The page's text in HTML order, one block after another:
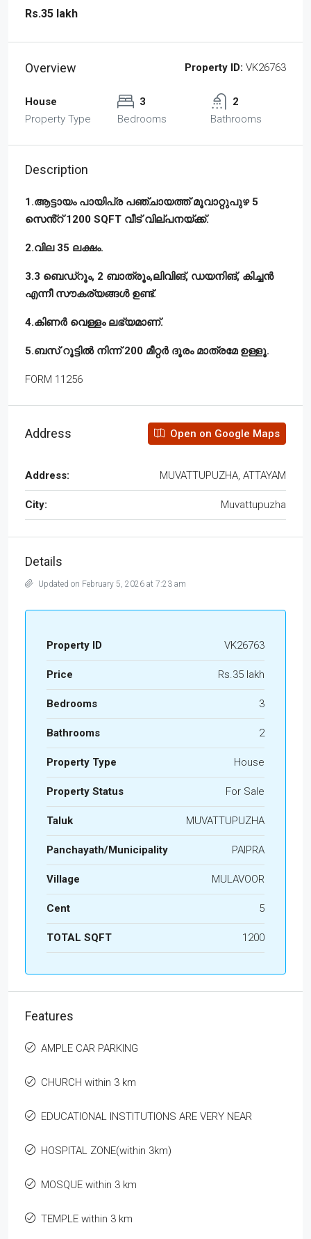
Rs.35 lakh
Overview Property ID: VK26763
House
Property Type
3
Bedrooms
2
Bathrooms
Description
1.ആട്ടായം പായിപ്ര പഞ്ചായത്ത് മൂവാറ്റുപുഴ 5
സെൻ്റ് 1200 SQFT വീട് വില്പനയ്ക്ക്.
2.വില 35 ലക്ഷം.
3.3 ബെഡ്‌റൂം, 2 ബാത്രൂം,ലിവിങ്, ഡയനിങ്, കിച്ചൻ
എന്നീ സൗകര്യങ്ങൾ ഉണ്ട്.
4.കിണർ വെള്ളം ലഭ്യമാണ്.
5.ബസ് റൂട്ടിൽ നിന്ന് 200 മീറ്റർ ദൂരം മാത്രമേ ഉള്ളൂ.
FORM 11256
Address Open on Google Maps
Address: MUVATTUPUZHA, ATTAYAM
City: Muvattupuzha
Details
Updated on February 5, 2026 at 7:23 am
Property ID VK26763
Price Rs.35 lakh
Bedrooms 3
Bathrooms 2
Property Type House
Property Status For Sale
Taluk MUVATTUPUZHA
Panchayath/Municipality PAIPRA
Village MULAVOOR
Cent 5
TOTAL SQFT 1200
Features
AMPLE CAR PARKING
CHURCH within 3 km
EDUCATIONAL INSTITUTIONS ARE VERY NEAR
HOSPITAL ZONE(within 3km)
MOSQUE within 3 km
TEMPLE within 3 km